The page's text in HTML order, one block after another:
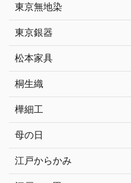
東京無地染
東京銀器
松本家具
桐生織
樺細工
母の日
江戸からかみ